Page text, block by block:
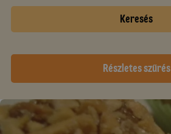
Keresés
Részletes szűrés